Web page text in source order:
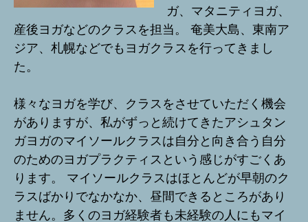
ガ、マタニティヨガ、
産後ヨガなどのクラスを担当。 奄美大島、東南ア
ジア、札幌などでもヨガクラスを行ってきまし
た。
様々なヨガを学び、クラスをさせていただく機会
がありますが、私がずっと続けてきたアシュタン
ガヨガのマイソールクラスは自分と向き合う自分
のためのヨガプラクティスという感じがすごくあ
ります。 マイソールクラスはほとんどが早朝のク
ラスばかりでなかなか、昼間できるところがあり
ません。多くのヨガ経験者も未経験の人にもマイ